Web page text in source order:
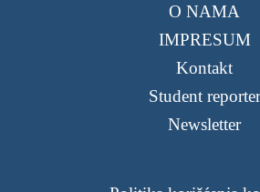
O NAMA
IMPRESUM
Kontakt
Student reporter
Newsletter